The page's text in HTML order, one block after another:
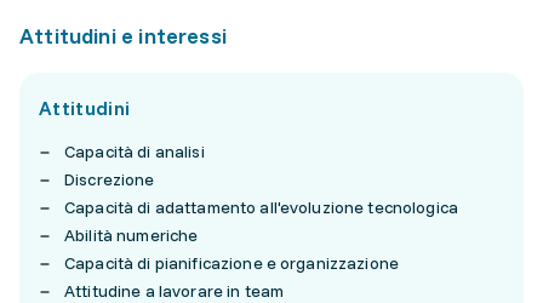
Attitudini e interessi
Attitudini
Capacità di analisi
Discrezione
Capacità di adattamento all'evoluzione tecnologica
Abilità numeriche
Capacità di pianificazione e organizzazione
Attitudine a lavorare in team